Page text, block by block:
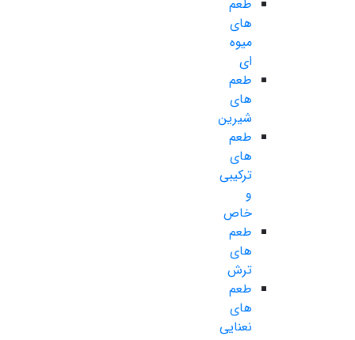
طعم
های
میوه
ای
طعم
های
شیرین
طعم
های
ترکیبی
و
خاص
طعم
های
ترش
طعم
های
نعنایی